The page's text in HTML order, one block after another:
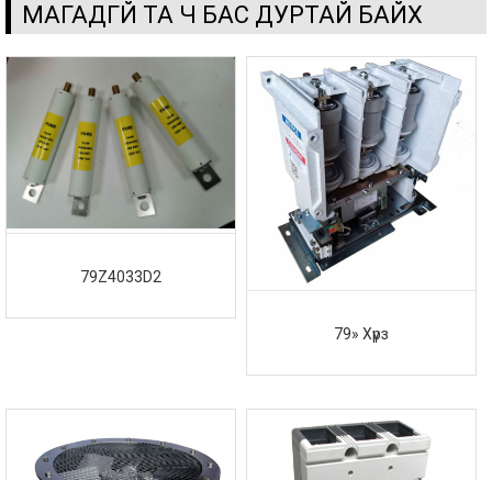
МАГАДГҮЙ ТА Ч БАС ДУРТАЙ БАЙХ
79Z4033D2
79» Хүрз